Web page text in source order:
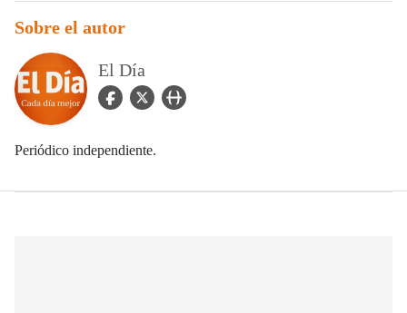
Sobre el autor
El Día
facebook Icon
twitter Iconuser_url Icon
Periódico independiente.